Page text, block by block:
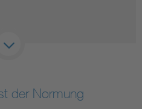
der Normung